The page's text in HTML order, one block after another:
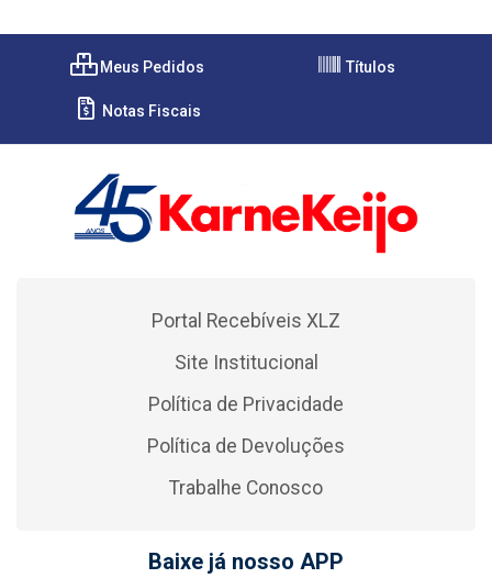
Meus Pedidos Títulos
Notas Fiscais
Portal Recebíveis XLZ
Site Institucional
Política de Privacidade
Política de Devoluções
Trabalhe Conosco
Baixe já nosso APP